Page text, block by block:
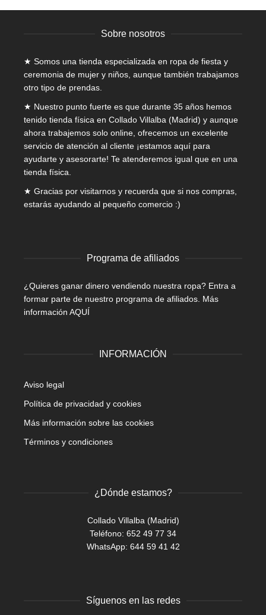
Sobre nosotros
★ Somos una tienda especializada en ropa de fiesta y
ceremonia de mujer y niños, aunque también trabajamos
otro tipo de prendas.
★ Nuestro punto fuerte es que durante 35 años hemos
tenido tienda física en Collado Villalba (Madrid) y aunque
ahora trabajemos solo online, ofrecemos un excelente
servicio de atención al cliente ¡estamos aquí para
ayudarte y asesorarte! Te atenderemos igual que en una
tienda física.
★ Gracias por visitarnos y recuerda que si nos compras,
estarás ayudando al pequeño comercio :)
Programa de afiliados
¿Quieres ganar dinero vendiendo nuestra ropa? Entra a
formar parte de nuestro programa de afiliados. Más
información AQUÍ
INFORMACIÓN
Aviso legal
Política de privacidad y cookies
Más información sobre las cookies
Términos y condiciones
¿Dónde estamos?
Collado Villalba (Madrid)
Teléfono: 652 49 77 34
WhatsApp: 644 59 41 42
Síguenos en las redes